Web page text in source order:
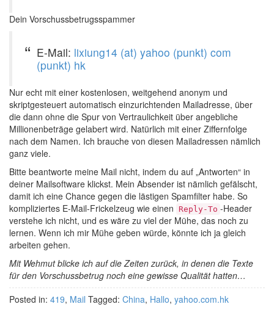
Dein Vorschussbetrugsspammer
E-Mail: lixiung14 (at) yahoo (punkt) com
(punkt) hk
Nur echt mit einer kostenlosen, weitgehend anonym und
skriptgesteuert automatisch einzurichtenden Mailadresse, über
die dann ohne die Spur von Vertraulichkeit über angebliche
Millionenbeträge gelabert wird. Natürlich mit einer Ziffernfolge
nach dem Namen. Ich brauche von diesen Mailadressen nämlich
ganz viele.
Bitte beantworte meine Mail nicht, indem du auf „Antworten“ in
deiner Mailsoftware klickst. Mein Absender ist nämlich gefälscht,
damit ich eine Chance gegen die lästigen Spamfilter habe. So
kompliziertes E-Mail-Frickelzeug wie einen
Reply-To -Header
verstehe ich nicht, und es wäre zu viel der Mühe, das noch zu
lernen. Wenn ich mir Mühe geben würde, könnte ich ja gleich
arbeiten gehen.
Mit Wehmut blicke ich auf die Zeiten zurück, in denen die Texte
für den Vorschussbetrug noch eine gewisse Qualität hatten…
Posted in: 419, Mail Tagged: China, Hallo, yahoo.com.hk